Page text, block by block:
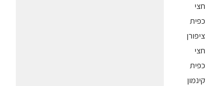
חצי
כפית
ציפורן
חצי
כפית
קינמון